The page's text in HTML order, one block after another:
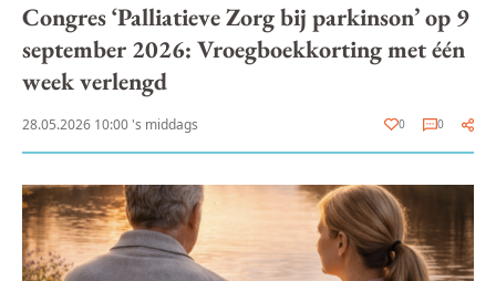
Congres ‘Palliatieve Zorg bij parkinson’ op 9
september 2026: Vroegboekkorting met één
week verlengd
28.05.2026 10:00 's middags 0 0